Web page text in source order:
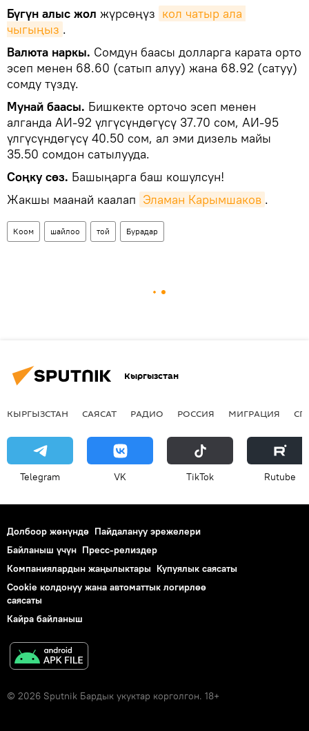
Бүгүн алыс жол жүрсөңүз кол чатыр ала
чыгыңыз .
Валюта наркы. Сомдун баасы долларга карата орто
эсеп менен 68.60 (сатып алуу) жана 68.92 (сатуу)
сомду түздү.
Мунай баасы. Бишкекте орточо эсеп менен
алганда АИ-92 үлгүсүндөгүсү 37.70 сом, АИ-95
үлгүсүндөгүсү 40.50 сом, ал эми дизель майы
35.50 сомдон сатылууда.
Соңку сөз. Башыңарга баш кошулсун!
Жакшы маанай каалап Эламан Карымшаков .
Коом шайлоо той Бурадар
Кыргызстан
КЫРГЫЗСТАН САЯСАТ РАДИО РОССИЯ МИГРАЦИЯ
Telegram VK ТikТоk Rutube
Долбоор жөнүндө Пайдалануу эрежелери
Байланыш үчүн Пресс-релиздер
Компаниялардын жаңылыктары Купуялык саясаты
Cookie колдонуу жана автоматтык логирлөө
саясаты
Кайра байланыш
© 2026 Sputnik Бардык укуктар корголгон. 18+